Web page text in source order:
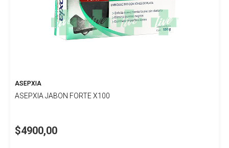
ASEPXIA
ASEPXIA JABON FORTE X100
$4900,00